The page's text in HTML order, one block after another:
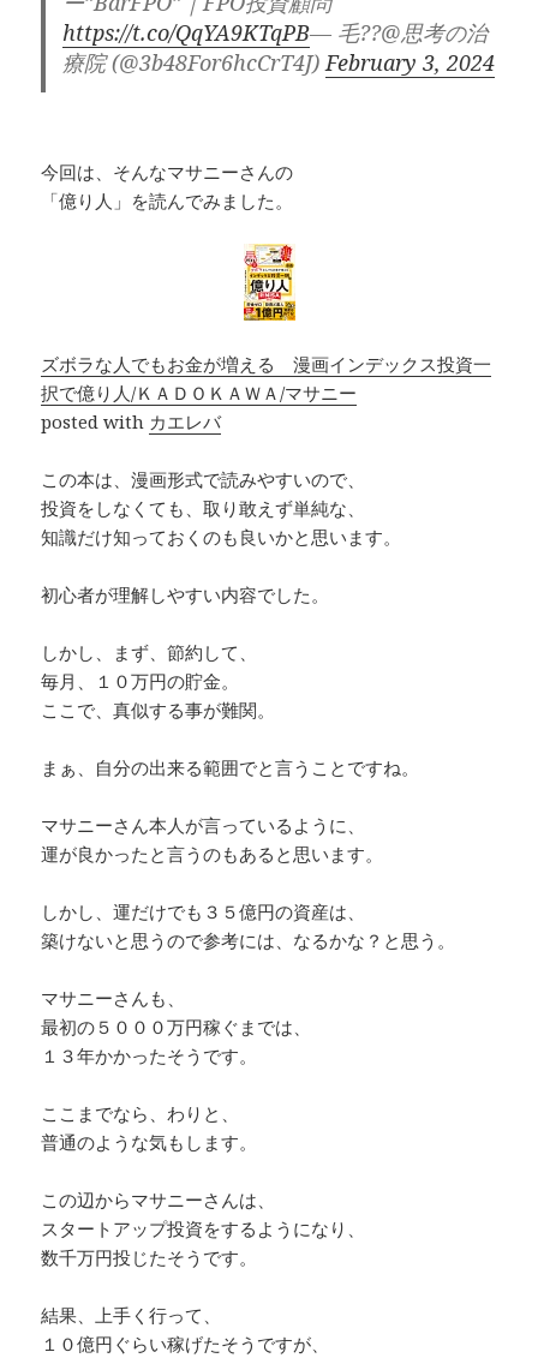
2023
https://t.co/QqYA9KTqPB— 毛??@思考の治
療院 (@3b48For6hcCrT4J)February 3, 2024
今回は、そんなマサニーさんの
「億り人」を読んでみました。
ズボラな人でもお金が増える 漫画インデックス投資一
択で億り人/ＫＡＤＯＫＡＷＡ/マサニー
posted with カエレバ
この本は、漫画形式で読みやすいので、
投資をしなくても、取り敢えず単純な、
知識だけ知っておくのも良いかと思います。
初心者が理解しやすい内容でした。
しかし、まず、節約して、
毎月、１０万円の貯金。
ここで、真似する事が難関。
まぁ、自分の出来る範囲でと言うことですね。
マサニーさん本人が言っているように、
運が良かったと言うのもあると思います。
しかし、運だけでも３５億円の資産は、
築けないと思うので参考には、なるかな？と思う。
マサニーさんも、
最初の５０００万円稼ぐまでは、
１３年かかったそうです。
ここまでなら、わりと、
普通のような気もします。
この辺からマサニーさんは、
スタートアップ投資をするようになり、
数千万円投じたそうです。
結果、上手く行って、
１０億円ぐらい稼げたそうですが、